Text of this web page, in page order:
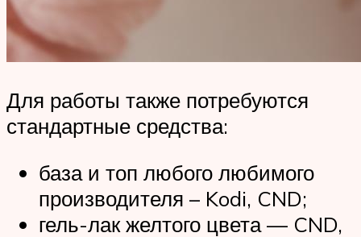
Для работы также потребуются
стандартные средства:
база и топ любого любимого
производителя – Kodi, CND;
гель-лак желтого цвета — CND,